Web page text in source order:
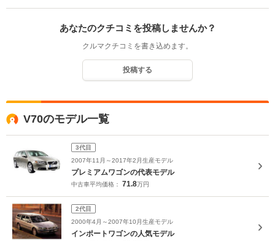
あなたのクチコミを投稿しませんか？
クルマクチコミを書き込めます。
投稿する
V70のモデル一覧
3代目
2007年11月～2017年2月生産モデル
プレミアムワゴンの代表モデル
中古車平均価格： 71.8万円
2代目
2000年4月～2007年10月生産モデル
インポートワゴンの人気モデル